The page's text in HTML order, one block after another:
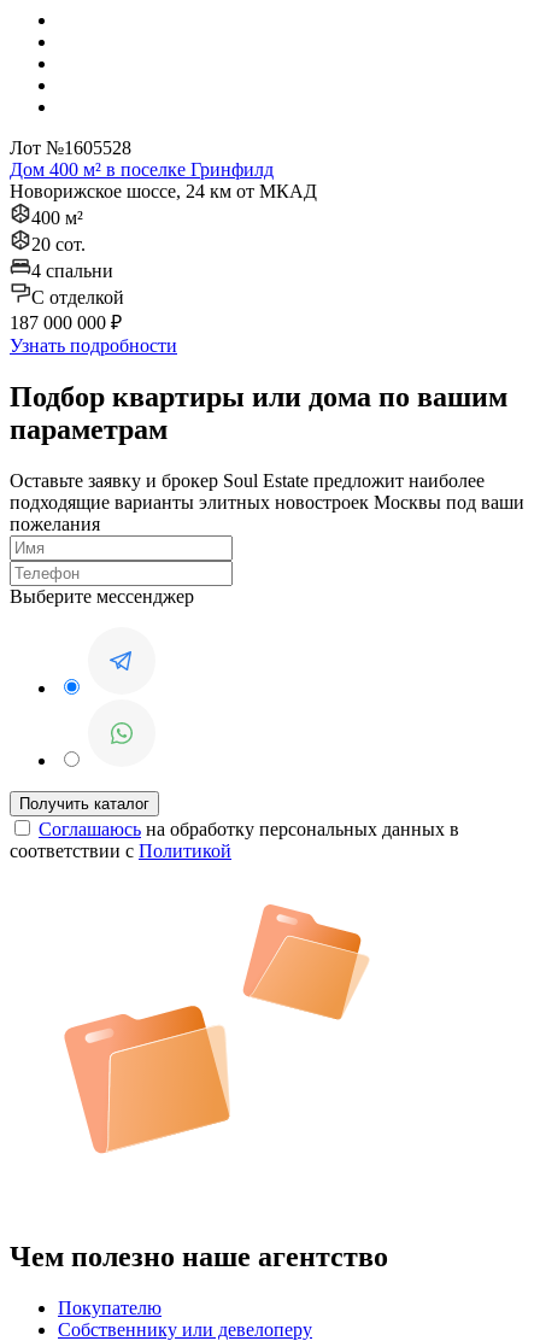
Лот №1605528
Дом 400 м² в поселке Гринфилд
Новорижское шоссе, 24 км от МКАД
400 м²
20 сот.
4 спальни
C отделкой
187 000 000 ₽
Узнать подробности
Подбор квартиры или дома по вашим
параметрам
Оставьте заявку и брокер Soul Estate предложит наиболее
подходящие варианты элитных новостроек Москвы под ваши
пожелания
Выберите мессенджер
Соглашаюсь на обработку персональных данных в
соответствии с Политикой
Чем полезно наше агентство
Покупателю
Собственнику или девелоперу